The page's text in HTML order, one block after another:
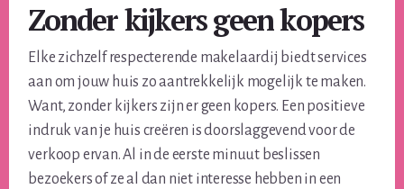
Zonder kijkers geen kopers
Elke zichzelf respecterende makelaardij biedt services
aan om jouw huis zo aantrekkelijk mogelijk te maken.
Want, zonder kijkers zijn er geen kopers. Een positieve
indruk van je huis creëren is doorslaggevend voor de
verkoop ervan. Al in de eerste minuut beslissen
bezoekers of ze al dan niet interesse hebben in een